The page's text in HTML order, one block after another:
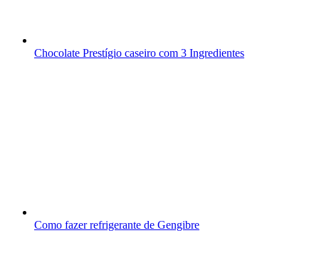
Chocolate Prestígio caseiro com 3 Ingredientes
Como fazer refrigerante de Gengibre